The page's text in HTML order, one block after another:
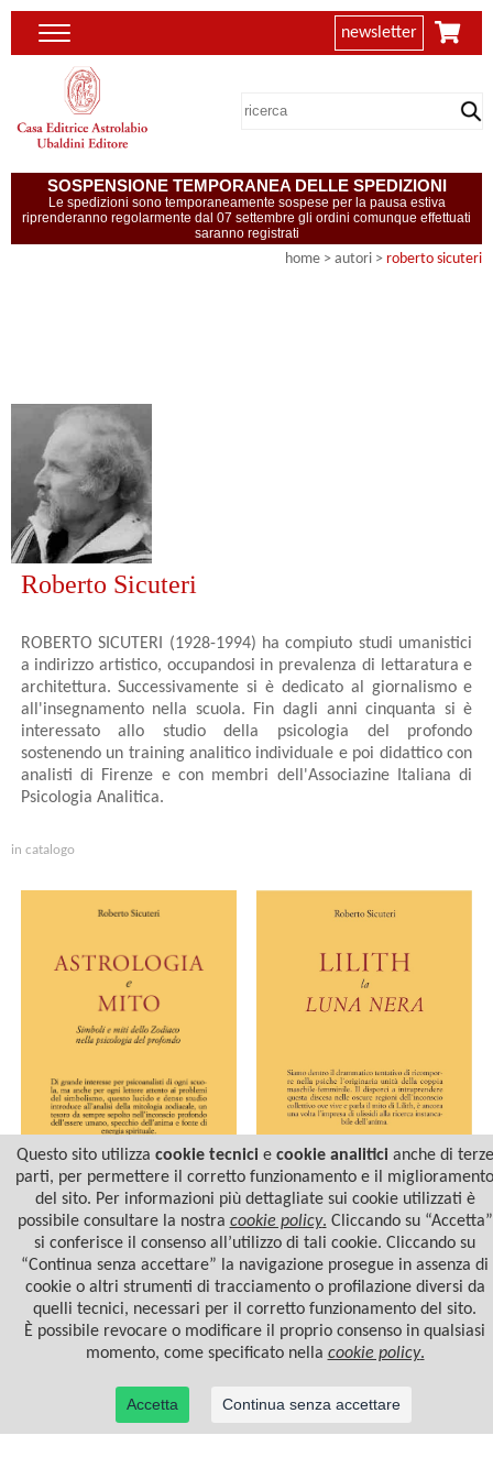
newsletter
SOSPENSIONE TEMPORANEA DELLE SPEDIZIONI
Le spedizioni sono temporaneamente sospese per la pausa estiva
riprenderanno regolarmente dal 07 settembre gli ordini comunque effettuati
saranno registrati
home > autori > roberto sicuteri
Roberto Sicuteri
ROBERTO SICUTERI (1928-1994) ha compiuto studi umanistici
a indirizzo artistico, occupandosi in prevalenza di lettaratura e
architettura. Successivamente si è dedicato al giornalismo e
all'insegnamento nella scuola. Fin dagli anni cinquanta si è
interessato allo studio della psicologia del profondo
sostenendo un training analitico individuale e poi didattico con
analisti di Firenze e con membri dell'Associazine Italiana di
Psicologia Analitica.
in catalogo
ASTROLOGIA E MITO LILITH - LA LUNA NERA
Questo sito utilizza cookie tecnicie cookie analiticianche di terze
parti, per permettere il corretto funzionamento e il miglioramento
del sito. Per informazioni più dettagliate sui cookie utilizzati è
possibile consultare la nostra cookie policy. Cliccando su “Accetta”
si conferisce il consenso all’utilizzo di tali cookie. Cliccando su
“Continua senza accettare” la navigazione prosegue in assenza di
cookie o altri strumenti di tracciamento o profilazione diversi da
quelli tecnici, necessari per il corretto funzionamento del sito.
È possibile revocare o modificare il proprio consenso in qualsiasi
momento, come specificato nella cookie policy.
Accetta Continua senza accettare